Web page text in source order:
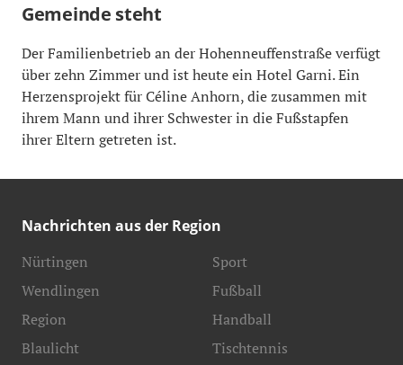
Gemeinde steht
Der Familienbetrieb an der Hohenneuffenstraße verfügt
über zehn Zimmer und ist heute ein Hotel Garni. Ein
Herzensprojekt für Céline Anhorn, die zusammen mit
ihrem Mann und ihrer Schwester in die Fußstapfen
ihrer Eltern getreten ist.
Nachrichten aus der Region
Nürtingen
Wendlingen
Region
Blaulicht
Sport
Fußball
Handball
Tischtennis